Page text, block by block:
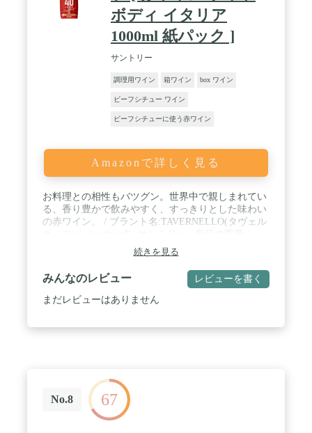
ボディ イタリア
1000ml 紙パック ]
サントリー
調理用ワイン 箱ワイン box ワイン
ビーフシチュー ワイン
ビーフシチューに使う赤ワイン
Amazonで詳しく見る
お料理との相性もバツグン。世界中で親しまれてい
る、香り豊かで飲みやすく、すっきりとした味わい
の赤ワイン。 / ブラント名:TAVERNELLO(タヴェル
1040g / 原産国名: イタリア続きを見る
みんなのレビュー レビューを書く
まだレビューはありません
No.8 67